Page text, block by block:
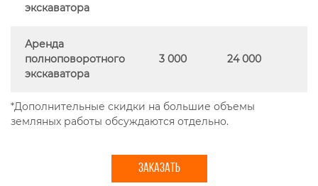
экскаватора
Аренда
полноповоротного
экскаватора
3 000 24 000
*Дополнительные скидки на большие объемы
земляных работы обсуждаются отдельно.
ЗАКАЗАТЬ